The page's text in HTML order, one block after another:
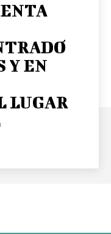
Y EN
LUGAR